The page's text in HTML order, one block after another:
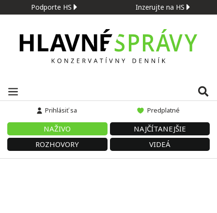
Podporte HS Inzerujte na HS
Prihlásiť sa Predplatné
NAŽIVO
NAJČÍTANEJŠIE
ROZHOVORY
VIDEÁ